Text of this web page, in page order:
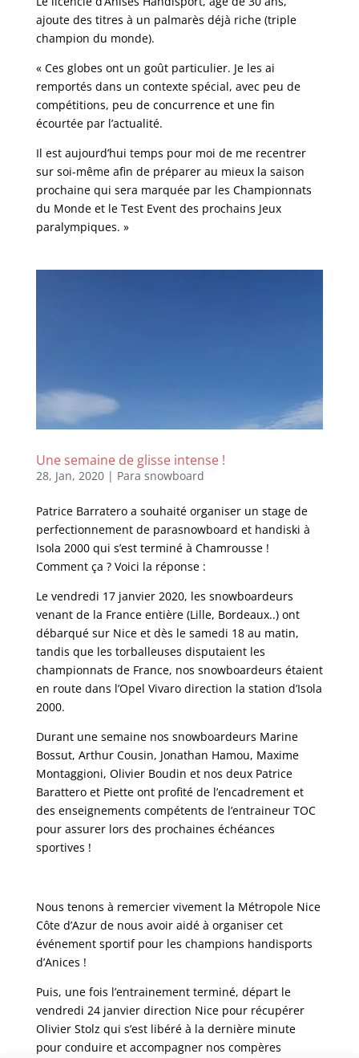
ajoute des titres à un palmarès déjà riche (triple
champion du monde).
« Ces globes ont un goût particulier. Je les ai
remportés dans un contexte spécial, avec peu de
compétitions, peu de concurrence et une fin
écourtée par l’actualité.
Il est aujourd’hui temps pour moi de me recentrer
sur soi-même afin de préparer au mieux la saison
prochaine qui sera marquée par les Championnats
du Monde et le Test Event des prochains Jeux
paralympiques. »
Une semaine de glisse intense !
28, Jan, 2020| Para snowboard
Patrice Barratero a souhaité organiser un stage de
perfectionnement de parasnowboard et handiski à
Isola 2000 qui s’est terminé à Chamrousse !
Comment ça ? Voici la réponse :
Le vendredi 17 janvier 2020, les snowboardeurs
venant de la France entière (Lille, Bordeaux..) ont
débarqué sur Nice et dès le samedi 18 au matin,
tandis que les torballeuses disputaient les
championnats de France, nos snowboardeurs étaient
en route dans l’Opel Vivaro direction la station d’Isola
2000.
Durant une semaine nos snowboardeurs Marine
Bossut, Arthur Cousin, Jonathan Hamou, Maxime
Montaggioni, Olivier Boudin et nos deux Patrice
Barattero et Piette ont profité de l’encadrement et
des enseignements compétents de l’entraineur TOC
pour assurer lors des prochaines échéances
sportives !
Nous tenons à remercier vivement la Métropole Nice
Côte d’Azur de nous avoir aidé à organiser cet
événement sportif pour les champions handisports
d’Anices !
Puis, une fois l’entrainement terminé, départ le
vendredi 24 janvier direction Nice pour récupérer
Olivier Stolz qui s’est libéré à la dernière minute
pour conduire et accompagner nos compères